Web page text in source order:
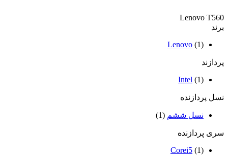
Lenovo T560
برند
Lenovo (1)
پردازند
Intel (1)
نسل پردازنده
نسل ششم (1)
سری پردازنده
Corei5 (1)